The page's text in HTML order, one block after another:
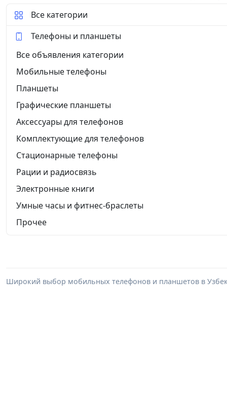
Все категории
Телефоны и планшеты
Все объявления категории
Мобильные телефоны
Планшеты
Графические планшеты
Аксессуары для телефонов
Комплектующие для телефонов
Стационарные телефоны
Рации и радиосвязь
Электронные книги
Умные часы и фитнес-браслеты
Прочее
Широкий выбор мобильных телефонов и планшетов в